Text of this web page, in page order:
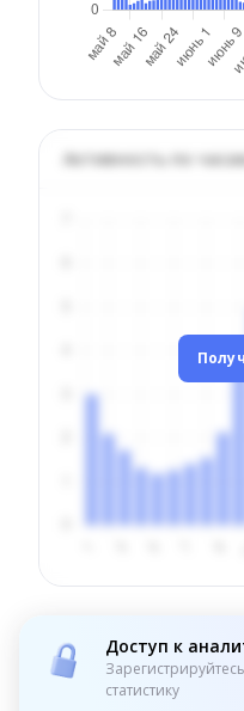
Активность по
Доступ к
статистику